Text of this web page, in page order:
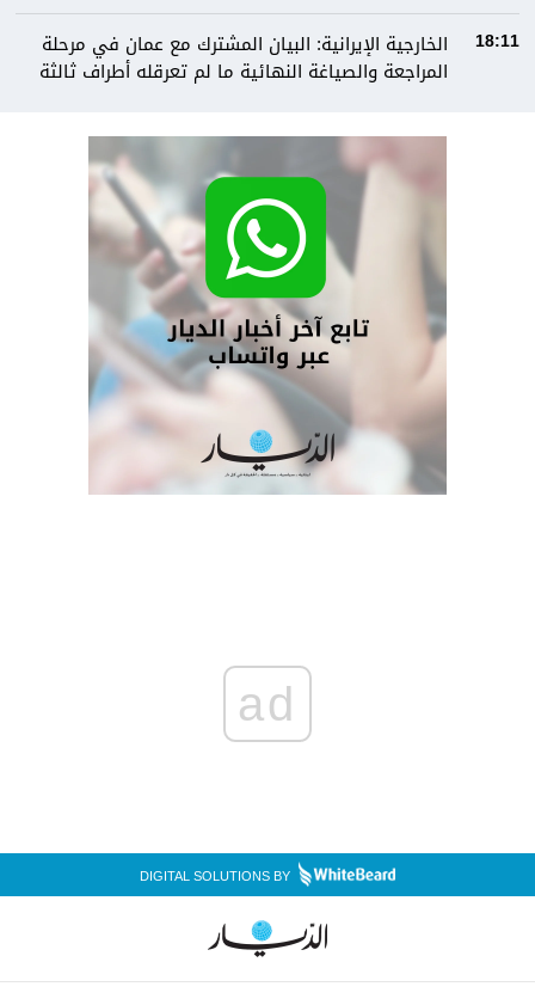
18:11
الخارجية الإيرانية: البيان المشترك مع عمان في مرحلة
المراجعة والصياغة النهائية ما لم تعرقله أطراف ثالثة
ad
DIGITAL SOLUTIONS BY